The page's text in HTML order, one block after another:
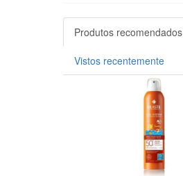
Produtos recomendados
Vistos recentemente